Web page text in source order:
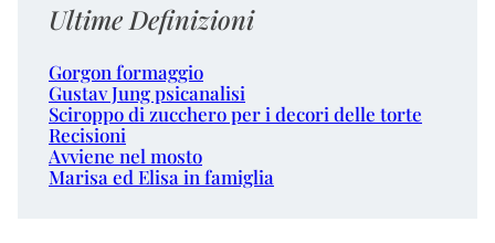
Ultime Definizioni
Gorgon formaggio
Gustav Jung psicanalisi
Sciroppo di zucchero per i decori delle torte
Recisioni
Avviene nel mosto
Marisa ed Elisa in famiglia